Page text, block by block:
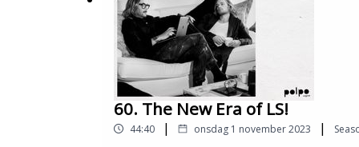
Produktionsbolag: polpo play
www.polpoplay.com
60. The New Era of LS!
44:40 | onsdag 1 november 2023 |